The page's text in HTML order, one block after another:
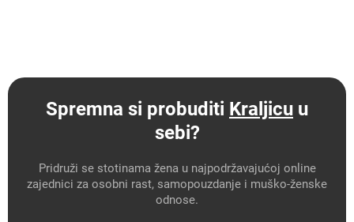
Spremna si probuditi Kraljicu u
sebi?
Pridruži se stotinama žena u najpodržavajućoj online
zajednici za osobni rast, samopouzdanje i muško-ženske
odnose.